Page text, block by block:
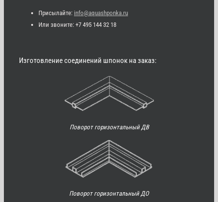
Присылайте: info@aquashponka.ru
Или звоните: +7 495 144 32 18
Изготовление соединений шпонок на заказ:
Поворот горизонтальный ДВ
Поворот горизонтальный ДО